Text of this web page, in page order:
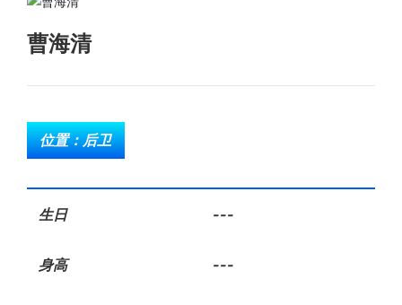
新闻
联系
曹海清
位置：后卫
生日 ---
身高 ---